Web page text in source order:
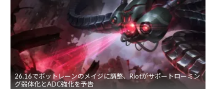
26.16でボットレーンのメイジに調整、Riotがサポートローミン
グ弱体化とADC強化を予告